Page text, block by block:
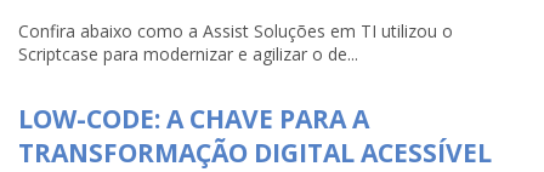
Confira abaixo como a Assist Soluções em TI utilizou o
Scriptcase para modernizar e agilizar o de...
LOW-CODE: A CHAVE PARA A
TRANSFORMAÇÃO DIGITAL ACESSÍVEL